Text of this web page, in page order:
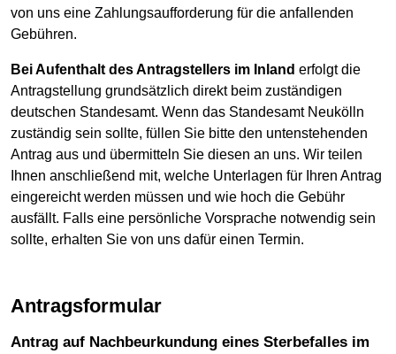
von uns eine Zahlungsaufforderung für die anfallenden
Gebühren.
Bei Aufenthalt des Antragstellers im Inland erfolgt die
Antragstellung grundsätzlich direkt beim zuständigen
deutschen Standesamt. Wenn das Standesamt Neukölln
zuständig sein sollte, füllen Sie bitte den untenstehenden
Antrag aus und übermitteln Sie diesen an uns. Wir teilen
Ihnen anschließend mit, welche Unterlagen für Ihren Antrag
eingereicht werden müssen und wie hoch die Gebühr
ausfällt. Falls eine persönliche Vorsprache notwendig sein
sollte, erhalten Sie von uns dafür einen Termin.
Antragsformular
Antrag auf Nachbeurkundung eines Sterbefalles im